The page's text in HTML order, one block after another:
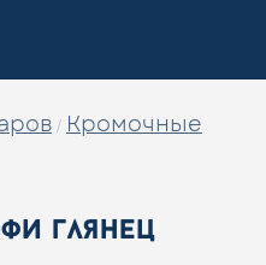
/ Кромочные
глянец